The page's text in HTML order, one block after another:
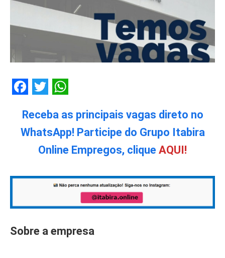
Receba as principais vagas direto no
WhatsApp! Participe do Grupo Itabira
Online Empregos, clique AQUI!
Sobre a empresa